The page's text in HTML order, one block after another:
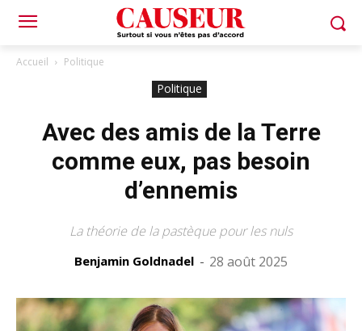
Accueil Politique
Politique
Avec des amis de la Terre
comme eux, pas besoin
d’ennemis
La théorie de la pastèque pour les nuls
Benjamin Goldnadel - 28 août 2025